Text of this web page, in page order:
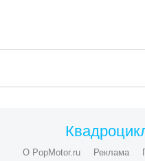
О PopMotor.ru Реклама